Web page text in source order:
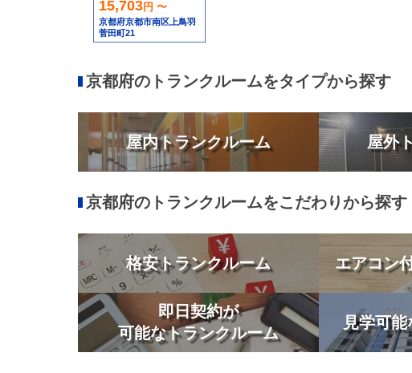
15,703円 〜
京都府京都市南区上鳥羽
菅田町21
京都府のトランクルームをタイプから探す
屋内トランクルーム 屋外
京都府のトランクルームをこだわりから探す
格安トランクルーム エアコン
即日契約が
可能なトランクルーム
見学可